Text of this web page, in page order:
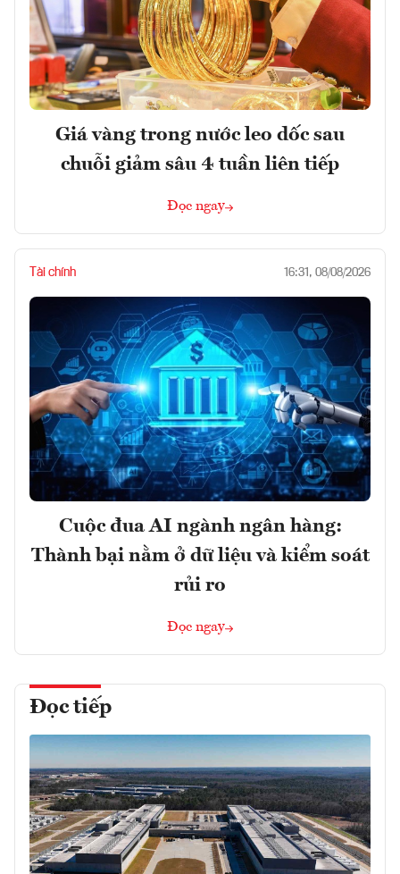
Giá vàng trong nước leo dốc sau
chuỗi giảm sâu 4 tuần liên tiếp
Đọc ngay
Tài chính 16:31, 08/08/2026
Cuộc đua AI ngành ngân hàng:
Thành bại nằm ở dữ liệu và kiểm soát
rủi ro
Đọc ngay
Đọc tiếp